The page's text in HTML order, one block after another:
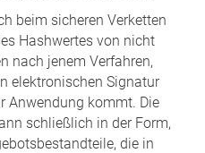
beim sicheren Verketten
Hashwertes von nicht
nach jenem Verfahren,
elektronischen Signatur
Anwendung kommt. Die
schließlich in der Form,
die in